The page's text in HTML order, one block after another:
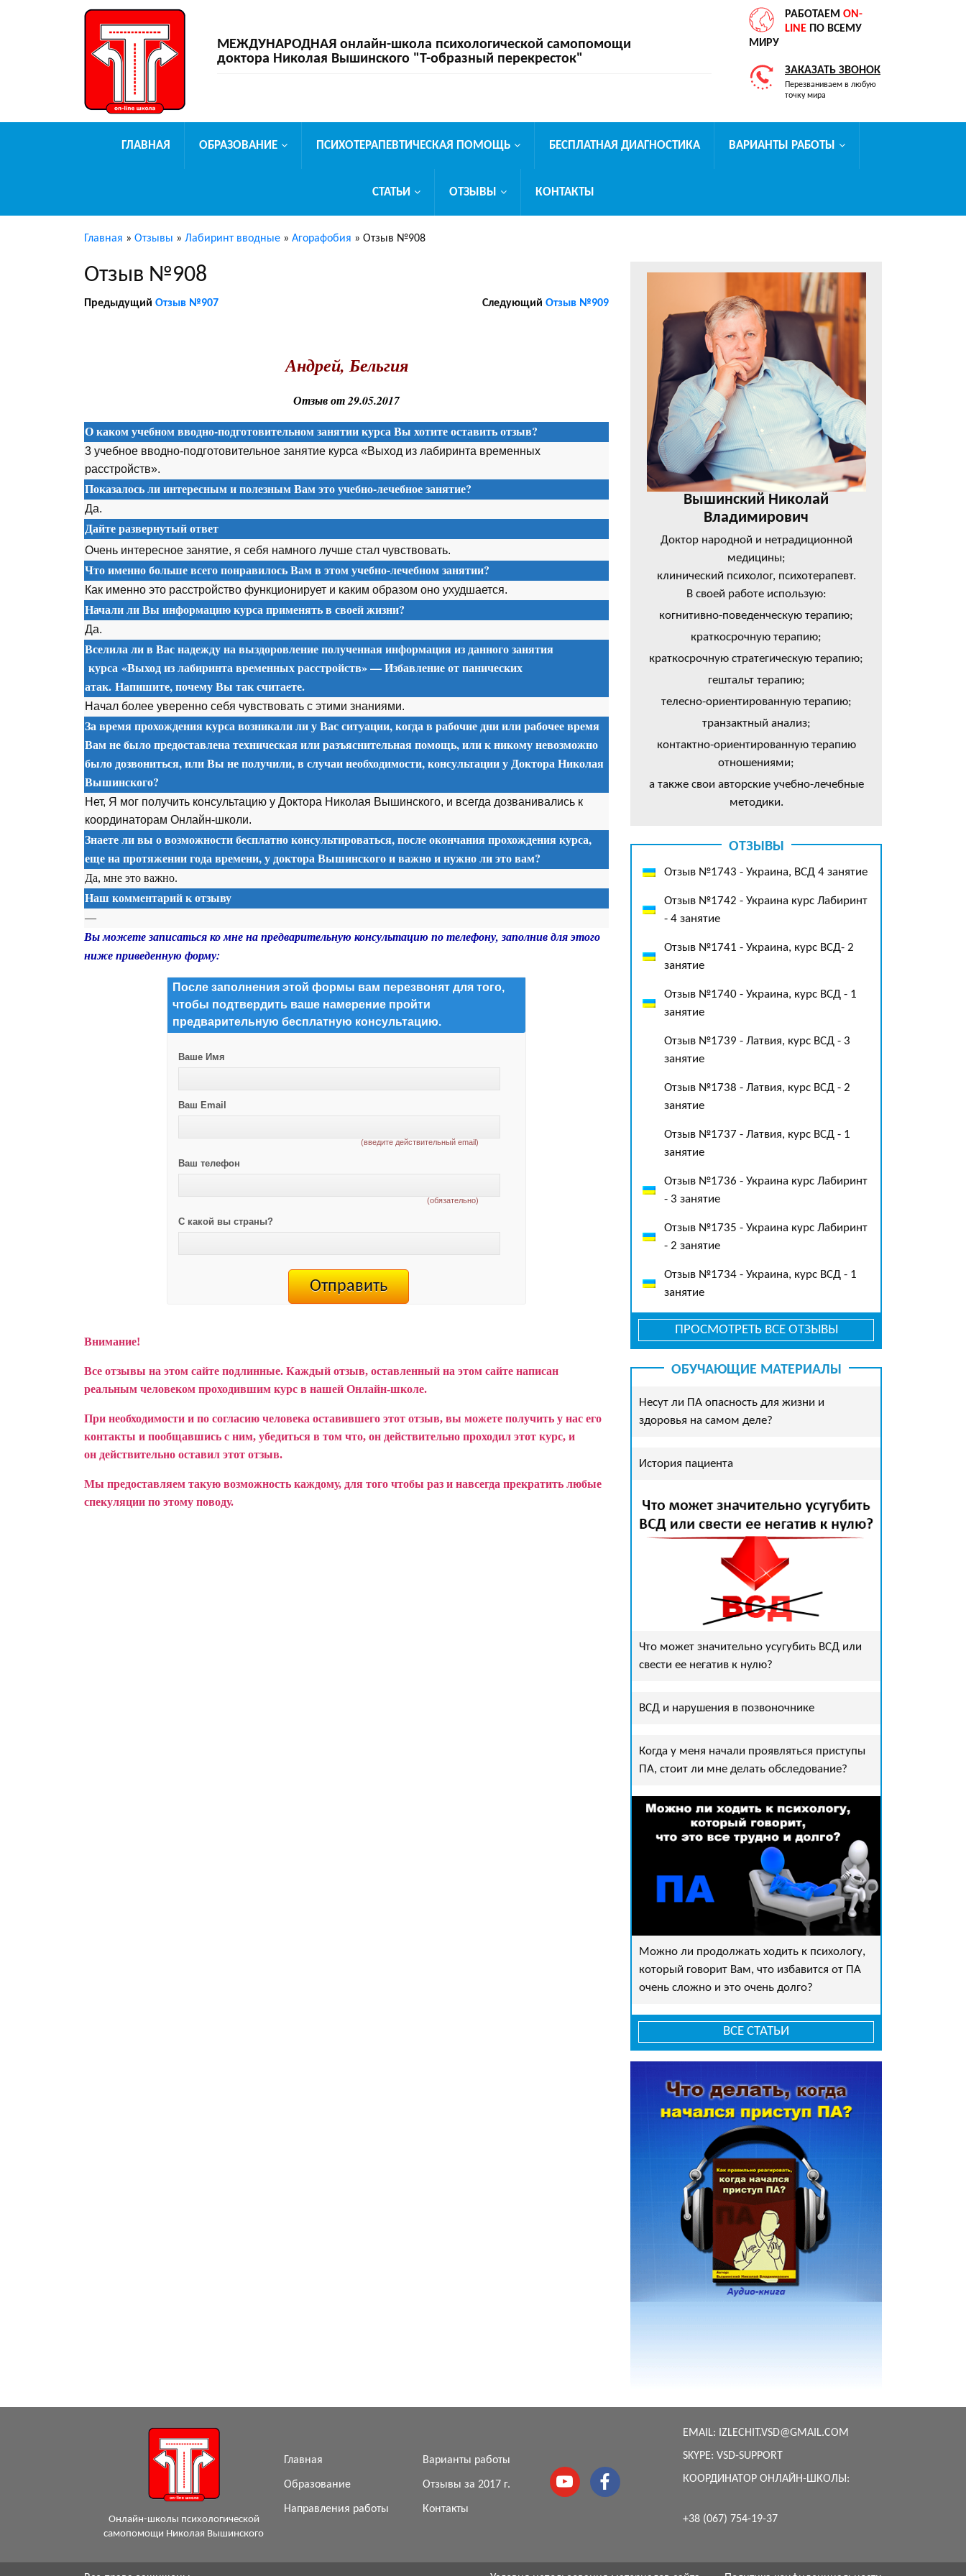
МЕЖДУНАРОДНАЯ онлайн-школа психологической самопомощи
доктора Николая Вышинского "Т-образный перекресток"
РАБОТАЕМ ON-
LINE ПО ВСЕМУ
МИРУ
ЗАКАЗАТЬ ЗВОНОК
Перезваниваем в любую
точку мира
ГЛАВНАЯ ОБРАЗОВАНИЕ ПСИХОТЕРАПЕВТИЧЕСКАЯ ПОМОЩЬ БЕСПЛАТНАЯ ДИАГНОСТИКА ВАРИАНТЫ РАБОТЫ
СТАТЬИ ОТЗЫВЫ КОНТАКТЫ
Главная » Отзывы » Лабиринт вводные » Агорафобия » Отзыв №908
Отзыв №908
Предыдущий Отзыв №907 Следующий Отзыв №909
Андрей, Бельгия
Отзыв от 29.05.2017
О каком учебном вводно-подготовительном занятии курса Вы хотите оставить отзыв?
3 учебное вводно-подготовительное занятие курса «Выход из лабиринта временных
расстройств».
Показалось ли интересным и полезным Вам это учебно-лечебное занятие?
Да.
Дайте развернутый ответ
Очень интересное занятие, я себя намного лучше стал чувствовать.
Что именно больше всего понравилось Вам в этом учебно-лечебном занятии?
Как именно это расстройство функционирует и каким образом оно ухудшается.
Начали ли Вы информацию курса применять в своей жизни?
Да.
Вселила ли в Вас надежду на выздоровление полученная информация из данного занятия
курса «Выход из лабиринта временных расстройств» — Избавление от панических
атак. Напишите, почему Вы так считаете.
Начал более уверенно себя чувствовать с этими знаниями.
За время прохождения курса возникали ли у Вас ситуации, когда в рабочие дни или рабочее время
Вам не было предоставлена техническая или разъяснительная помощь, или к никому невозможно
было дозвониться, или Вы не получили, в случаи необходимости, консультации у Доктора Николая
Вышинского?
Нет, Я мог получить консультацию у Доктора Николая Вышинского, и всегда дозванивались к
координаторам Онлайн-школи.
Знаете ли вы о возможности бесплатно консультироваться, после окончания прохождения курса,
еще на протяжении года времени, у доктора Вышинского и важно и нужно ли это вам?
Да, мне это важно.
Наш комментарий к отзыву
—
Вы можете записаться ко мне на предварительную консультацию по телефону, заполнив для этого
ниже приведенную форму:
После заполнения этой формы вам перезвонят для того,
чтобы подтвердить ваше намерение пройти
предварительную бесплатную консультацию.
Ваше Имя
Ваш Email
(введите действительный email)
Ваш телефон
(обязательно)
С какой вы страны?
Внимание!
Все отзывы на этом сайте подлинные. Каждый отзыв, оставленный на этом сайте написан
реальным человеком проходившим курс в нашей Онлайн-школе.
При необходимости и по согласию человека оставившего этот отзыв, вы можете получить у нас его
контакты и пообщавшись с ним, убедиться в том что, он действительно проходил этот курс, и
он действительно оставил этот отзыв.
Мы предоставляем такую возможность каждому, для того чтобы раз и навсегда прекратить любые
спекуляции по этому поводу.
Вышинский Николай
Владимирович
Доктор народной и нетрадиционной
медицины;
клинический психолог, психотерапевт.
В своей работе использую:
когнитивно-поведенческую терапию;
краткосрочную терапию;
краткосрочную стратегическую терапию;
гештальт терапию;
телесно-ориентированную терапию;
транзактный анализ;
контактно-ориентированную терапию
отношениями;
а также свои авторские учебно-лечебные
методики.
ОТЗЫВЫ
Отзыв №1743 - Украина, ВСД 4 занятие
Отзыв №1742 - Украина курс Лабиринт
- 4 занятие
Отзыв №1741 - Украина, курс ВСД- 2
занятие
Отзыв №1740 - Украина, курс ВСД - 1
занятие
Отзыв №1739 - Латвия, курс ВСД - 3
занятие
Отзыв №1738 - Латвия, курс ВСД - 2
занятие
Отзыв №1737 - Латвия, курс ВСД - 1
занятие
Отзыв №1736 - Украина курс Лабиринт
- 3 занятие
Отзыв №1735 - Украина курс Лабиринт
- 2 занятие
Отзыв №1734 - Украина, курс ВСД - 1
занятие
ПРОСМОТРЕТЬ ВСЕ ОТЗЫВЫ
ОБУЧАЮЩИЕ МАТЕРИАЛЫ
Несут ли ПА опасность для жизни и
здоровья на самом деле?
История пациента
Что может значительно усугубить ВСД или
свести ее негатив к нулю?
ВСД и нарушения в позвоночнике
Когда у меня начали проявляться приступы
ПА, стоит ли мне делать обследование?
Можно ли продолжать ходить к психологу,
который говорит Вам, что избавится от ПА
очень сложно и это очень долго?
ВСЕ СТАТЬИ
Онлайн-школы психологической
самопомощи Николая Вышинского
Главная
Образование
Направления работы
Варианты работы
Отзывы за 2017 г.
Контакты
EMAIL: IZLECHIT.VSD@GMAIL.COM
SKYPE: VSD-SUPPORT
КООРДИНАТОР ОНЛАЙН-ШКОЛЫ:
+38 (067) 754-19-37